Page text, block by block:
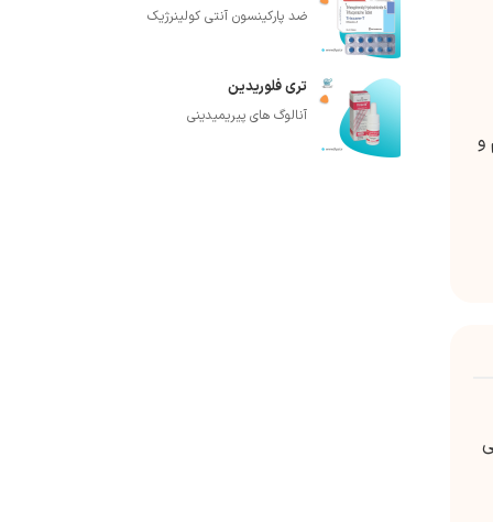
و
ضد پارکینسون آنتی کولینرژیک
تری فلوریدین
آنالوگ های پیریمیدینی